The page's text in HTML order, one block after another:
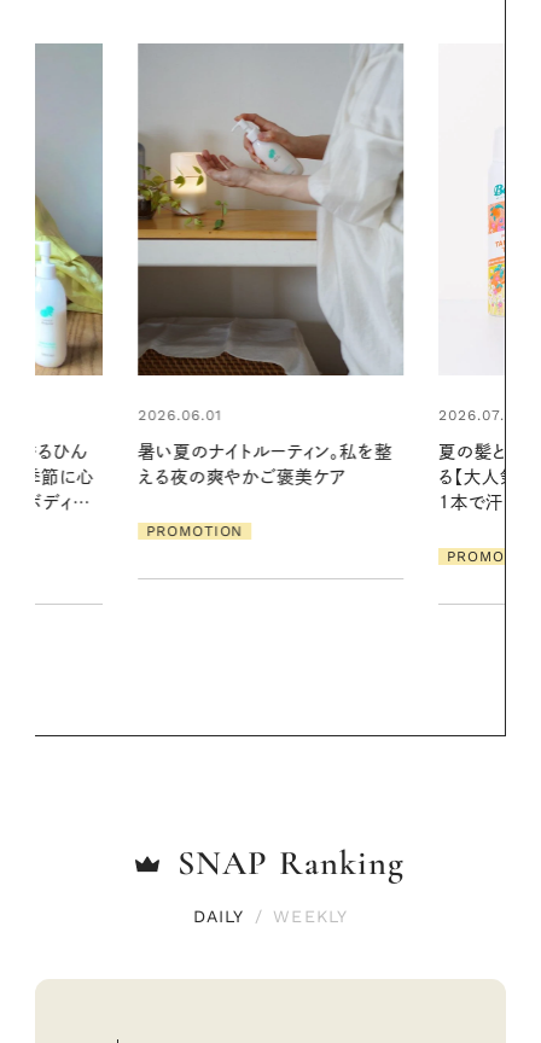
ン。私を整
ケア
2026.07.24
夏の髪と心が瞬時にリフレッシュす
る【大人気のドライシャンプー】 この
2026.06.01
お出かけ前
の一日。汗ば
に過ごす私
SNAP Ranking
DAILY / WEEKLY